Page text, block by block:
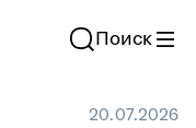
Поиск
20.07.2026